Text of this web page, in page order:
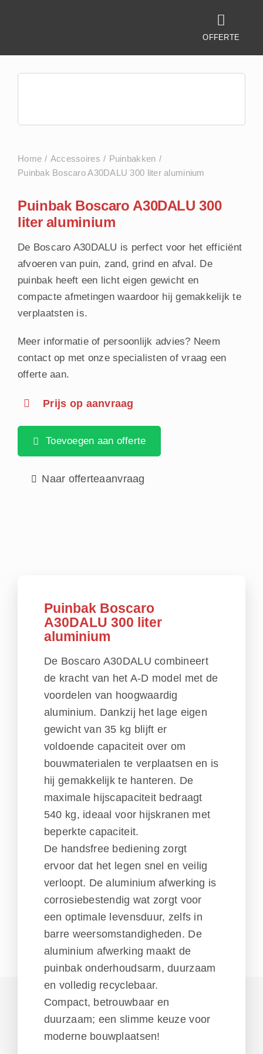
OFFERTE
Home Accessoires
Puinbakken
Puinbak Boscaro A30DALU 300 liter aluminium
Puinbak Boscaro A30DALU 300
liter aluminium
De Boscaro A30DALU is perfect voor het efficiënt
afvoeren van puin, zand, grind en afval. De
puinbak heeft een licht eigen gewicht en
compacte afmetingen waardoor hij gemakkelijk te
verplaatsten is.
Meer informatie of persoonlijk advies? Neem
contact op met onze specialisten of vraag een
offerte aan.
Prijs op aanvraag
Toevoegen aan offerte
Naar offerteaanvraag
Puinbak Boscaro
A30DALU 300 liter
aluminium
De Boscaro A30DALU combineert
de kracht van het A-D model met de
voordelen van hoogwaardig
aluminium. Dankzij het lage eigen
gewicht van 35 kg blijft er
voldoende capaciteit over om
bouwmaterialen te verplaatsen en is
hij gemakkelijk te hanteren. De
maximale hijscapaciteit bedraagt
540 kg, ideaal voor hijskranen met
beperkte capaciteit.
De handsfree bediening zorgt
ervoor dat het legen snel en veilig
verloopt. De aluminium afwerking is
corrosiebestendig wat zorgt voor
een optimale levensduur, zelfs in
barre weersomstandigheden. De
aluminium afwerking maakt de
puinbak onderhoudsarm, duurzaam
en volledig recyclebaar.
Compact, betrouwbaar en
duurzaam; een slimme keuze voor
moderne bouwplaatsen!